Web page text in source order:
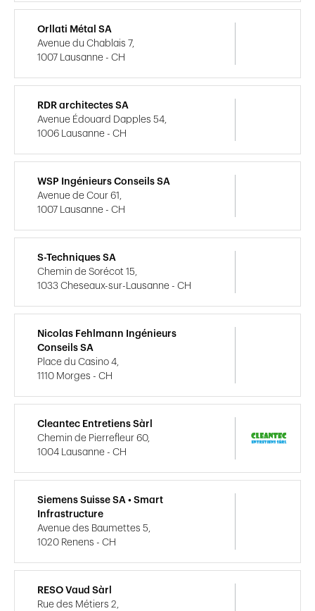
Orllati Métal SA
Avenue du Chablais 7,
1007 Lausanne - CH
RDR architectes SA
Avenue Édouard Dapples 54,
1006 Lausanne - CH
WSP Ingénieurs Conseils SA
Avenue de Cour 61,
1007 Lausanne - CH
S-Techniques SA
Chemin de Sorécot 15,
1033 Cheseaux-sur-Lausanne - CH
Nicolas Fehlmann Ingénieurs
Conseils SA
Place du Casino 4,
1110 Morges - CH
Cleantec Entretiens Sàrl
Chemin de Pierrefleur 60,
1004 Lausanne - CH
Siemens Suisse SA • Smart
Infrastructure
Avenue des Baumettes 5,
1020 Renens - CH
RESO Vaud Sàrl
Rue des Métiers 2,